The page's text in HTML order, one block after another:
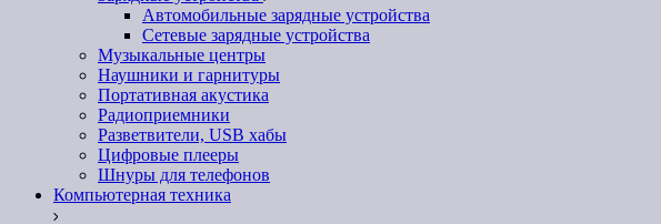
Автомобильные зарядные устройства
Сетевые зарядные устройства
Музыкальные центры
Наушники и гарнитуры
Портативная акустика
Радиоприемники
Разветвители, USB хабы
Цифровые плееры
Шнуры для телефонов
Компьютерная техника